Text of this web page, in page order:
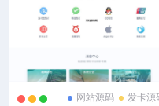
网站源码 发卡源